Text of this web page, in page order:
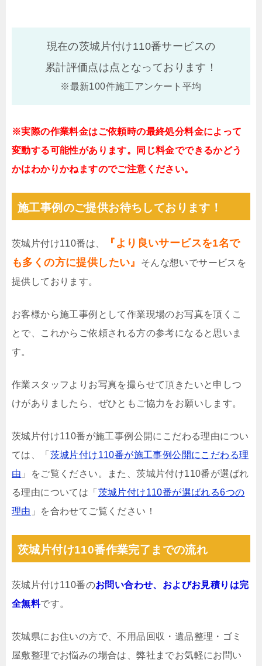
現在の茨城片付け110番サービスの
累計評価点は点となっております！
※最新100件施工アンケート平均
※実際の作業料金はご依頼時の最終処分料金によって
変動する可能性があります。同じ料金でできるかどう
かはわかりかねますのでご注意ください。
施工事例のご提供お待ちしております！
茨城片付け110番は、
『より良いサービスを1名で
も多くの方に提供したい』
そんな想いでサービスを
提供しております。
お客様から施工事例として作業現場のお写真を頂くこ
とで、これからご依頼される方の参考になると思いま
す。
作業スタッフよりお写真を撮らせて頂きたいと申しつ
けがありましたら、ぜひともご協力をお願いします。
茨城片付け110番が施工事例公開にこだわる理由につい
ては、「 茨城片付け110番が施工事例公開にこだわる理
由 」をご覧ください。また、茨城片付け110番が選ばれ
る理由については「 茨城片付け110番が選ばれる6つの
理由 」を合わせてご覧ください！
茨城片付け110番作業完了までの流れ
茨城片付け110番のお問い合わせ、およびお見積りは完
全無料です。
茨城県にお住いの方で、不用品回収・遺品整理・ゴミ
屋敷整理でお悩みの場合は、弊社までお気軽にお問い